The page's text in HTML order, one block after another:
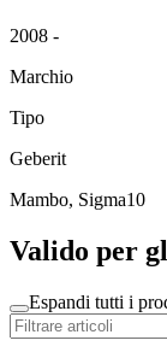
2008 -
Marchio
Tipo
Geberit
Mambo, Sigma10
Valido per
Espandi tutti i